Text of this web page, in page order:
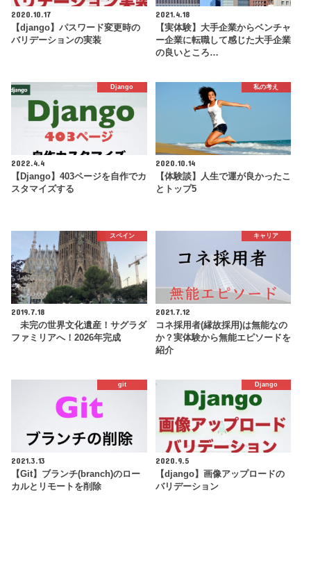
2020.10.17
【django】パスワード変更時の
バリデーションの実装
2021.4.18
【実体験】大手企業からベンチャ
ー企業に転職して感じた大手企業
の良いところ…
Django
2022.4.4
【Django】403ページを自作でカ
スタマイズする
私の考え
2020.10.14
【体験談】人生で運が良かったこ
とトップ5
スペイン
2019.7.18
未完の世界文化遺産！サグラダ
ファミリアへ！2026年完成
キャリア
2021.7.12
コネ採用者(縁故採用)は無能なの
か？実体験から無能エピソードを
紹介
git
2021.3.13
【Git】ブランチ(branch)のロー
カルとリモートを削除
Django
2020.9.5
【django】画像アップロードの
バリデーション